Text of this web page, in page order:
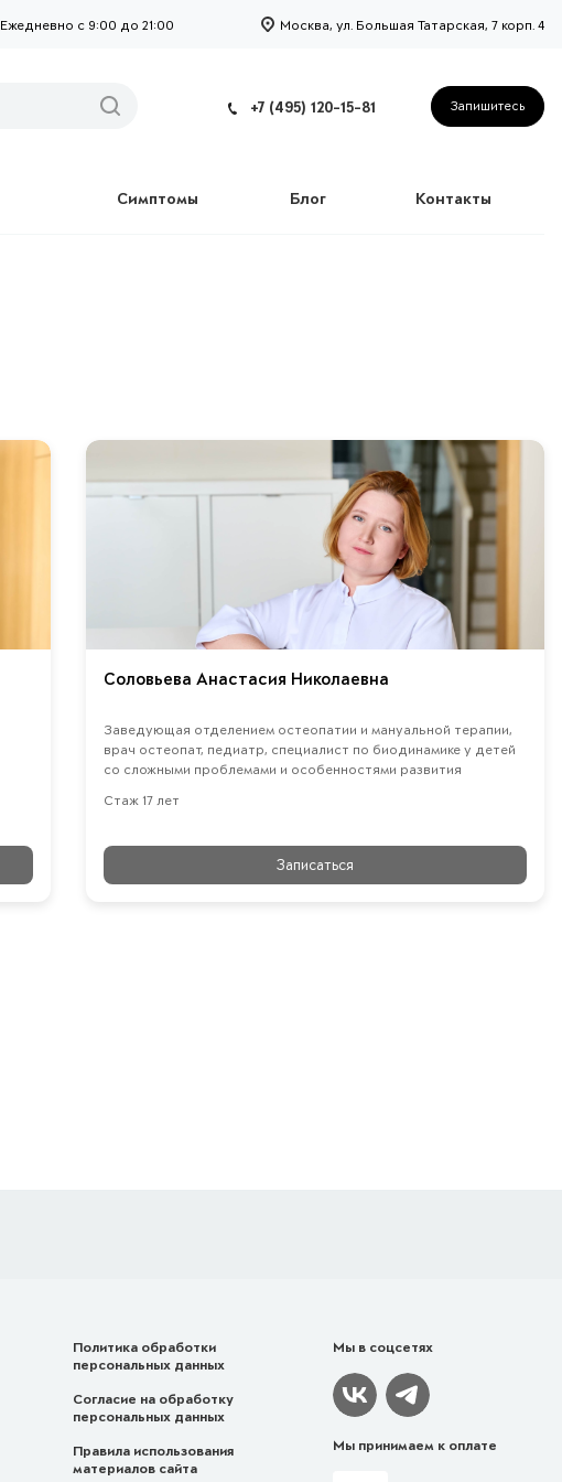
Ежедневно с 9:00 до 21:00 Москва, ул. Большая Татарская, 7 корп. 4
Запишитесь
+7 (495) 120-15-81
Симптомы Блог Контакты
Соловьева Анастасия Николаевна
Заведующая отделением остеопатии и мануальной терапии,
врач остеопат, педиатр, специалист по биодинамике у детей
со сложными проблемами и особенностями развития
Стаж 17 лет
Записаться
Политика обработки
персональных данных
Согласие на обработку
персональных данных
Правила использования
материалов сайта
Мы в соцсетях
Мы принимаем к оплате